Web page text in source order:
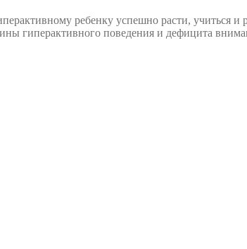
ребенку успешно расти, учиться и
гиперактивного поведения и дефицита